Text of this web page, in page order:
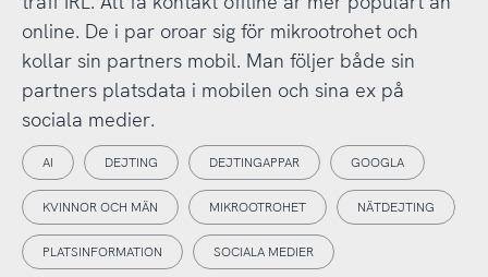
online. De i par oroar sig för mikrootrohet och
kollar sin partners mobil. Man följer både sin
partners platsdata i mobilen och sina ex på
sociala medier.
AI DEJTING DEJTINGAPPAR GOOGLA
KVINNOR OCH MÄN MIKROOTROHET NÄTDEJTING
PLATSINFORMATION SOCIALA MEDIER